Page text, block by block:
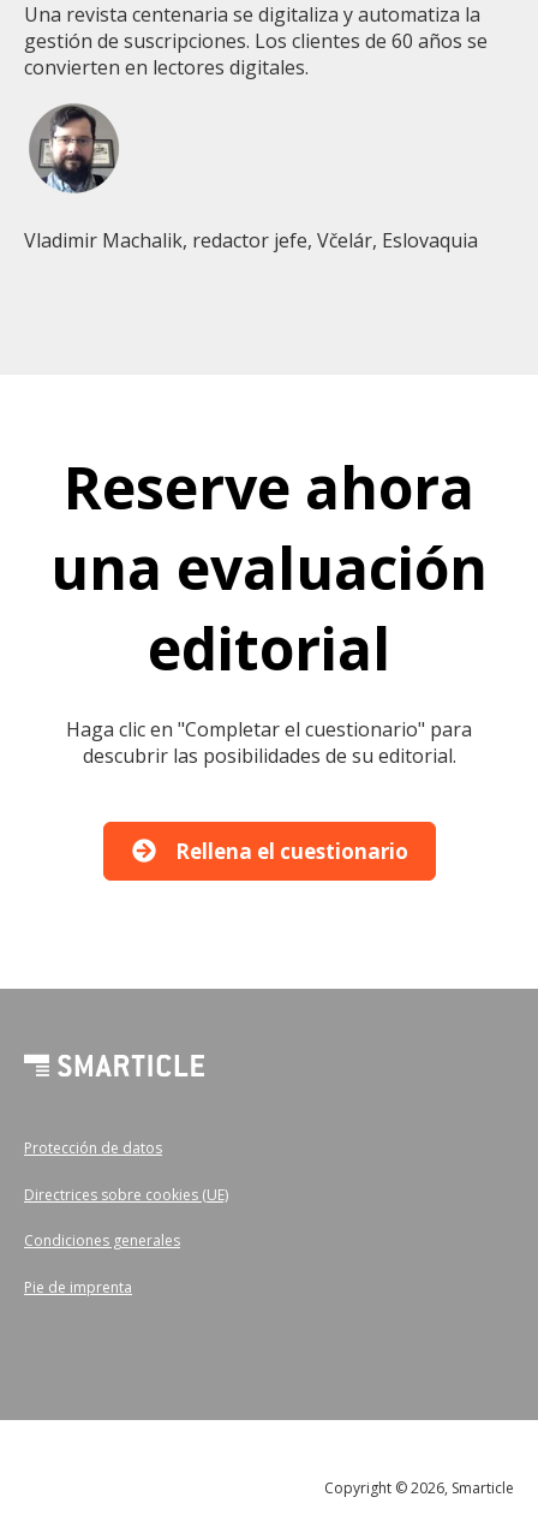
Una revista centenaria se digitaliza y automatiza la
gestión de suscripciones. Los clientes de 60 años se
convierten en lectores digitales.
Vladimir Machalik, redactor jefe, Včelár, Eslovaquia
Reserve ahora
una evaluación
editorial
Haga clic en "Completar el cuestionario" para
descubrir las posibilidades de su editorial.
Rellena el cuestionario
Protección de datos
Directrices sobre cookies (UE)
Condiciones generales
Pie de imprenta
Copyright © 2026, Smarticle